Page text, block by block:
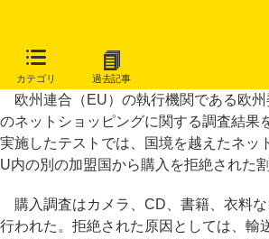
カテゴリ 過去記事
EU域内でも国境越えのネットショッピングは
欧州連合（EU）の執行機関である欧
のネットショッピングに関する調査結果
実施したテストでは、国境を越えたネッ
U内の別の加盟国から購入を拒絶された
購入調査はカメラ、CD、書籍、衣料
行われた。拒絶された原因としては、輸